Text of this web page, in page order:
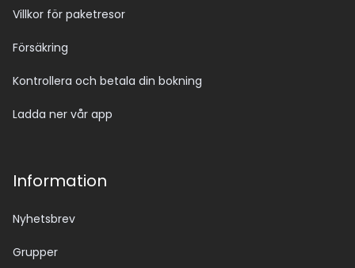
Villkor för paketresor
Försäkring
Kontrollera och betala din bokning
Ladda ner vår app
Information
Nyhetsbrev
Grupper